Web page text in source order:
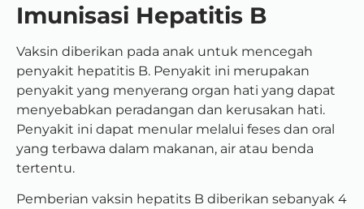
Imunisasi Hepatitis B
Vaksin diberikan pada anak untuk mencegah
penyakit hepatitis B. Penyakit ini merupakan
penyakit yang menyerang organ hati yang dapat
menyebabkan peradangan dan kerusakan hati.
Penyakit ini dapat menular melalui feses dan oral
yang terbawa dalam makanan, air atau benda
tertentu.
Pemberian vaksin hepatits B diberikan sebanyak 4